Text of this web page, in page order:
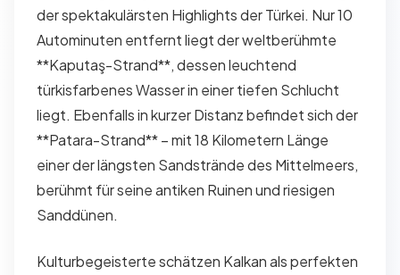
der spektakulärsten Highlights der Türkei. Nur 10
Autominuten entfernt liegt der weltberühmte
**Kaputaş-Strand**, dessen leuchtend
türkisfarbenes Wasser in einer tiefen Schlucht
liegt. Ebenfalls in kurzer Distanz befindet sich der
**Patara-Strand** – mit 18 Kilometern Länge
einer der längsten Sandstrände des Mittelmeers,
berühmt für seine antiken Ruinen und riesigen
Sanddünen.
Kulturbegeisterte schätzen Kalkan als perfekten